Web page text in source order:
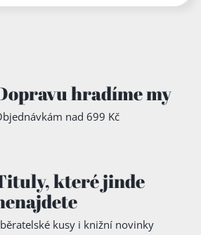
hradíme my
nad 699 Kč
které jinde
kusy i knižní novinky